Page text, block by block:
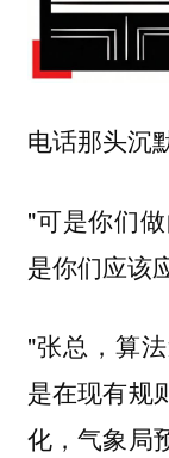
电话那头沉
"可是你们
是你们应该
"张总，算
是在现有规
化，气象局